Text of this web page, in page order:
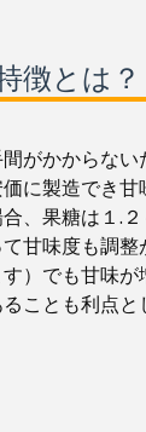
徴とは？
がかからな
に製造でき
、果糖は１.
甘味度も調
）でも甘味
ことも利点と